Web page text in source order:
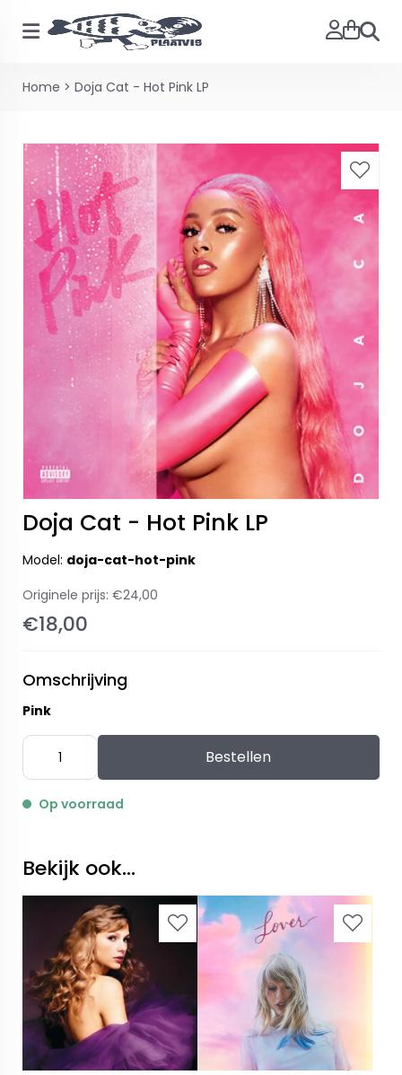
Home > Doja Cat - Hot Pink LP
Doja Cat - Hot Pink LP
Model: doja-cat-hot-pink
Originele prijs: €24,00
€18,00
Omschrijving
Pink
Bestellen
Op voorraad
Bekijk ook...